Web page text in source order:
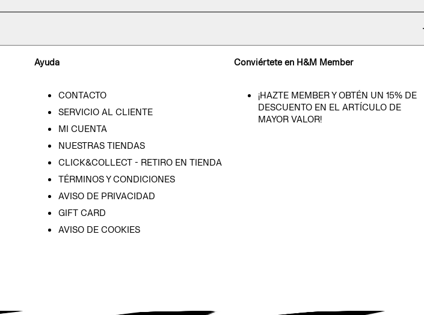
Ayuda
CONTACTO
SERVICIO AL CLIENTE
MI CUENTA
NUESTRAS TIENDAS
CLICK&COLLECT - RETIRO EN TIENDA
TÉRMINOS Y CONDICIONES
AVISO DE PRIVACIDAD
GIFT CARD
AVISO DE COOKIES
Conviértete en H&M Member
¡HAZTE MEMBER Y OBTÉN UN 15% DE
DESCUENTO EN EL ARTÍCULO DE
MAYOR VALOR!